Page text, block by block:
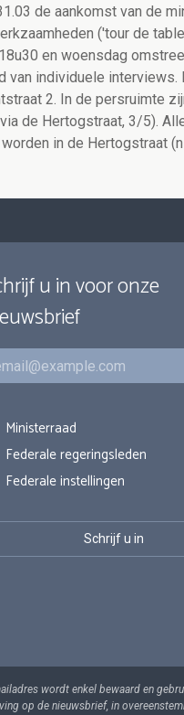
de aankomst van de
('tour de
en woensdag
van individuele interviews.
2. In de persruimte
de Hertogstraat, 3/5).
in de Hertogstraat
u in voor onze
Ministerraad
Federale regeringsleden
Federale instellingen
wordt enkel bewaard en
op de nieuwsbrief, in